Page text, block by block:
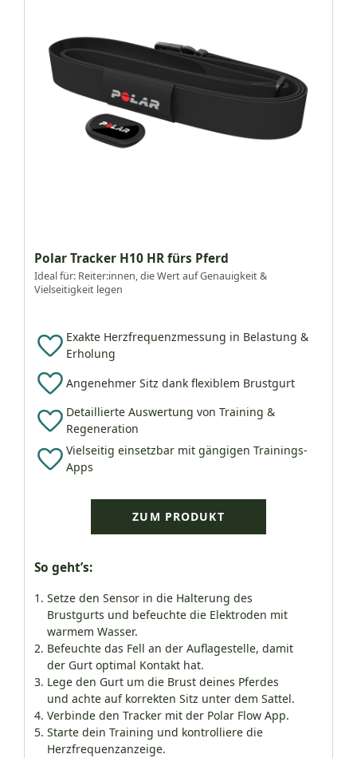
Polar Tracker H10 HR fürs Pferd
Ideal für: Reiter:innen, die Wert auf Genauigkeit &
Vielseitigkeit legen
Exakte Herzfrequenzmessung in Belastung &
Erholung
Angenehmer Sitz dank flexiblem Brustgurt
Detaillierte Auswertung von Training &
Regeneration
Vielseitig einsetzbar mit gängigen Trainings-
Apps
ZUM PRODUKT
So geht’s:
Setze den Sensor in die Halterung des
Brustgurts und befeuchte die Elektroden mit
warmem Wasser.
Befeuchte das Fell an der Auflagestelle, damit
der Gurt optimal Kontakt hat.
Lege den Gurt um die Brust deines Pferdes
und achte auf korrekten Sitz unter dem Sattel.
Verbinde den Tracker mit der Polar Flow App.
Starte dein Training und kontrolliere die
Herzfrequenzanzeige.